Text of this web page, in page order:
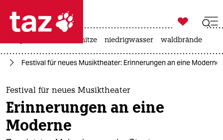
 taz zahl ich
taz zahl ich
themen
politik
öko

taz zahl ich
hitze niedrigwasser waldbrände
Festival für neues Musiktheater: Erinnerungen an eine Moderne
Festival für neues Musiktheater
Erinnerungen an eine
Moderne